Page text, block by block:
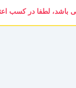
لطفا در کسب